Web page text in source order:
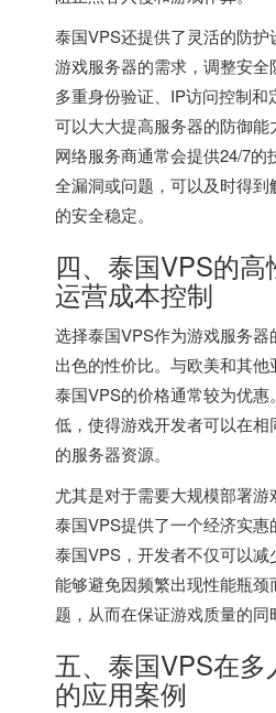
泰国VPS还提供了灵活的防
游戏服务器的需求，调整安
多重身份验证、IP访问控制和
可以大大提高服务器的防御
网络服务商通常会提供24/7的
全漏洞或问题，可以及时得
的安全稳定。
四、泰国VPS的
运营成本控制
选择泰国VPS作为游戏服务
出色的性价比。与欧美和其他
泰国VPS的价格通常较为优
低，使得游戏开发者可以在
的服务器资源。
尤其是对于需要大规模部署游
泰国VPS提供了一个经济实
泰国VPS，开发者不仅可以
能够避免因频繁出现性能瓶颈
题，从而在保证游戏质量的同
五、泰国VPS在多
的应用案例